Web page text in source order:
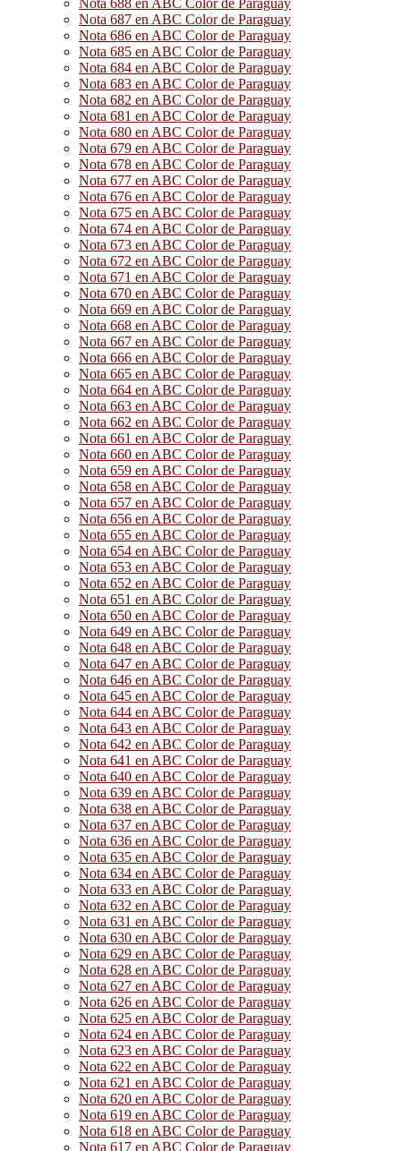
Nota 688 en ABC Color de Paraguay
Nota 687 en ABC Color de Paraguay
Nota 686 en ABC Color de Paraguay
Nota 685 en ABC Color de Paraguay
Nota 684 en ABC Color de Paraguay
Nota 683 en ABC Color de Paraguay
Nota 682 en ABC Color de Paraguay
Nota 681 en ABC Color de Paraguay
Nota 680 en ABC Color de Paraguay
Nota 679 en ABC Color de Paraguay
Nota 678 en ABC Color de Paraguay
Nota 677 en ABC Color de Paraguay
Nota 676 en ABC Color de Paraguay
Nota 675 en ABC Color de Paraguay
Nota 674 en ABC Color de Paraguay
Nota 673 en ABC Color de Paraguay
Nota 672 en ABC Color de Paraguay
Nota 671 en ABC Color de Paraguay
Nota 670 en ABC Color de Paraguay
Nota 669 en ABC Color de Paraguay
Nota 668 en ABC Color de Paraguay
Nota 667 en ABC Color de Paraguay
Nota 666 en ABC Color de Paraguay
Nota 665 en ABC Color de Paraguay
Nota 664 en ABC Color de Paraguay
Nota 663 en ABC Color de Paraguay
Nota 662 en ABC Color de Paraguay
Nota 661 en ABC Color de Paraguay
Nota 660 en ABC Color de Paraguay
Nota 659 en ABC Color de Paraguay
Nota 658 en ABC Color de Paraguay
Nota 657 en ABC Color de Paraguay
Nota 656 en ABC Color de Paraguay
Nota 655 en ABC Color de Paraguay
Nota 654 en ABC Color de Paraguay
Nota 653 en ABC Color de Paraguay
Nota 652 en ABC Color de Paraguay
Nota 651 en ABC Color de Paraguay
Nota 650 en ABC Color de Paraguay
Nota 649 en ABC Color de Paraguay
Nota 648 en ABC Color de Paraguay
Nota 647 en ABC Color de Paraguay
Nota 646 en ABC Color de Paraguay
Nota 645 en ABC Color de Paraguay
Nota 644 en ABC Color de Paraguay
Nota 643 en ABC Color de Paraguay
Nota 642 en ABC Color de Paraguay
Nota 641 en ABC Color de Paraguay
Nota 640 en ABC Color de Paraguay
Nota 639 en ABC Color de Paraguay
Nota 638 en ABC Color de Paraguay
Nota 637 en ABC Color de Paraguay
Nota 636 en ABC Color de Paraguay
Nota 635 en ABC Color de Paraguay
Nota 634 en ABC Color de Paraguay
Nota 633 en ABC Color de Paraguay
Nota 632 en ABC Color de Paraguay
Nota 631 en ABC Color de Paraguay
Nota 630 en ABC Color de Paraguay
Nota 629 en ABC Color de Paraguay
Nota 628 en ABC Color de Paraguay
Nota 627 en ABC Color de Paraguay
Nota 626 en ABC Color de Paraguay
Nota 625 en ABC Color de Paraguay
Nota 624 en ABC Color de Paraguay
Nota 623 en ABC Color de Paraguay
Nota 622 en ABC Color de Paraguay
Nota 621 en ABC Color de Paraguay
Nota 620 en ABC Color de Paraguay
Nota 619 en ABC Color de Paraguay
Nota 618 en ABC Color de Paraguay
Nota 617 en ABC Color de Paraguay